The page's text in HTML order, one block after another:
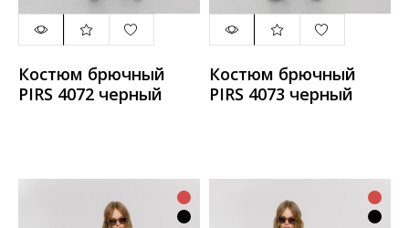
Костюм брючный
PIRS 4072 черный
Костюм брючный
PIRS 4073 черный